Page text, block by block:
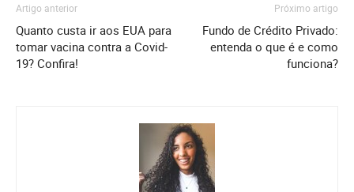
Artigo anterior
Quanto custa ir aos EUA para
tomar vacina contra a Covid-
19? Confira!
Próximo artigo
Fundo de Crédito Privado:
entenda o que é e como
funciona?